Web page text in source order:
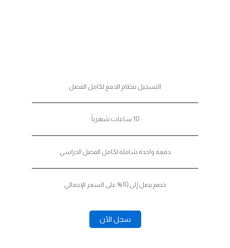
التسجيل بنظام الدفع لكامل الفصل
10 ساعات شهرياً
دفعة واحدة شاملة لكامل الفصل الدراسي
خصم يصل إلى 10% على السعر الإجمالي
سجل الآن